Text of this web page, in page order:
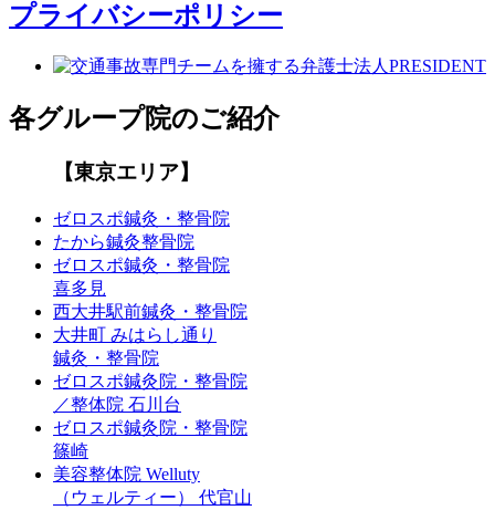
プライバシーポリシー
各グループ院のご紹介
【東京エリア】
ゼロスポ鍼灸・整骨院
たから鍼灸整骨院
ゼロスポ鍼灸・整骨院
喜多見
西大井駅前鍼灸・整骨院
大井町 みはらし通り
鍼灸・整骨院
ゼロスポ鍼灸院・整骨院
／整体院 石川台
ゼロスポ鍼灸院・整骨院
篠崎
美容整体院 Welluty
（ウェルティー） 代官山